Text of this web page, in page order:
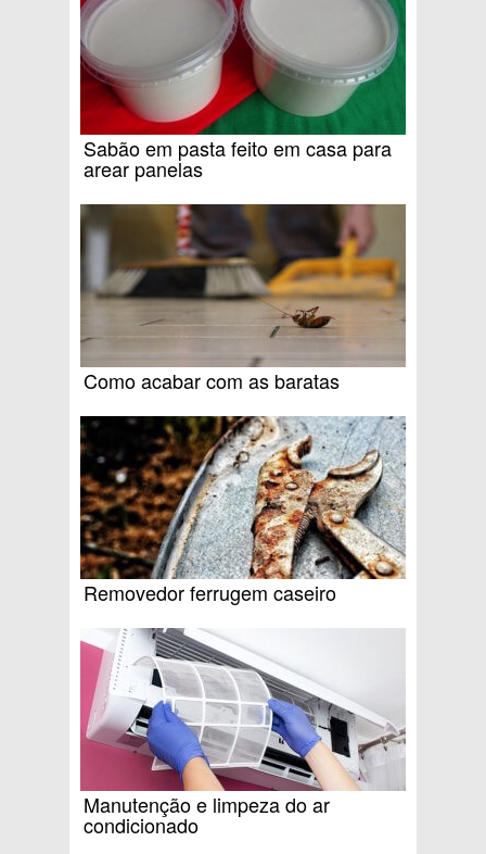
Sabão em pasta feito em casa para
arear panelas
Como acabar com as baratas
Removedor ferrugem caseiro
Manutenção e limpeza do ar
condicionado